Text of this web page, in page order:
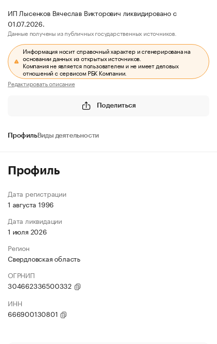
ИП Лысенков Вячеслав Викторович ликвидировано с
01.07.2026.
Данные получены из публичных государственных источников.
Информация носит справочный характер и сгенерирована на
основании данных из открытых источников.
Компания не является пользователем и не имеет деловых
отношений с сервисом РБК Компании.
Редактировать описание
Поделиться
ПрофильВиды деятельности
Профиль
Дата регистрации
1 августа 1996
Дата ликвидации
1 июля 2026
Регион
Свердловская область
ОГРНИП
304662336500332
ИНН
666900130801